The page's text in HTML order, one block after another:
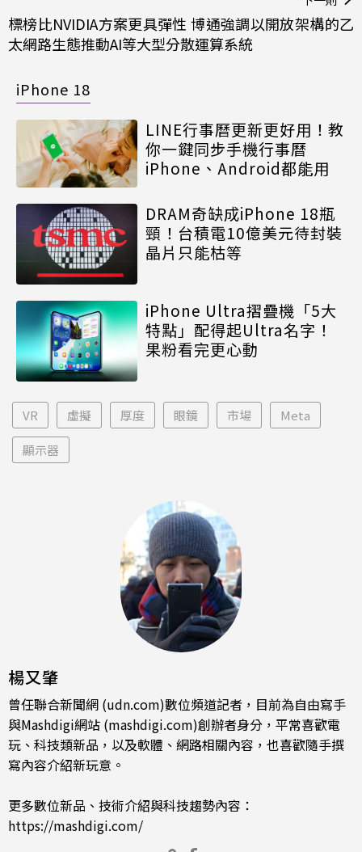
標榜比NVIDIA方案更具彈性 博通強調以開放架構的乙
太網路生態推動AI等大型分散運算系統
iPhone 18
LINE行事曆更新更好用！教
你一鍵同步手機行事曆
iPhone、Android都能用
DRAM奇缺成iPhone 18瓶
頸！台積電10億美元待封裝
晶片只能枯等
iPhone Ultra摺疊機「5大
特點」配得起Ultra名字！
果粉看完更心動
VR 虛擬 厚度 眼鏡 市場 Meta
顯示器
楊又肇
曾任聯合新聞網 (udn.com)數位頻道記者，目前為自由寫手
與Mashdigi網站 (mashdigi.com)創辦者身分，平常喜歡電
玩、科技類新品，以及軟體、網路相關內容，也喜歡隨手撰
寫內容介紹新玩意。
更多數位新品、技術介紹與科技趨勢內容：
https://mashdigi.com/